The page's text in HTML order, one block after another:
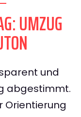
UMZUG
und
abgestimmt.
Orientierung